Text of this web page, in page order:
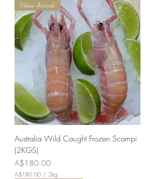
New Arrival
Australia Wild Caught Frozen Scampi
(2KGS)
価格
A$180.00
A$180.00 / 2kg